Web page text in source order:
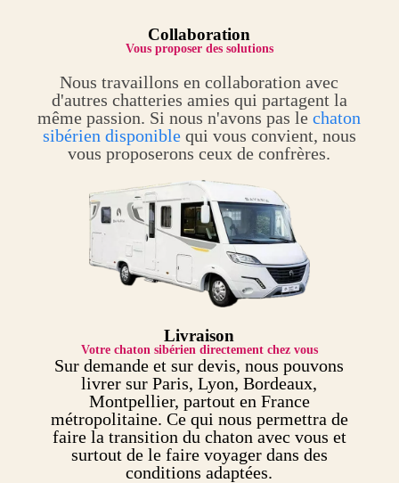
Collaboration
Vous proposer des solutions
Nous travaillons en collaboration avec
d'autres chatteries amies qui partagent la
même passion. Si nous n'avons pas lechaton
sibérien disponiblequi vous convient, nous
vous proposerons ceux de confrères.
Livraison
Votre chaton sibérien directement chez vous
Sur demande et sur devis, nous pouvons
livrer sur Paris, Lyon, Bordeaux,
Montpellier, partout en France
métropolitaine. Ce qui nous permettra de
faire la transition du chaton avec vous et
surtout de le faire voyager dans des
conditions adaptées.